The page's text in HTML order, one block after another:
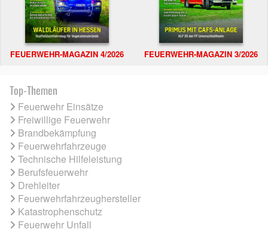
FEUERWEHR-MAGAZIN 4/2026 FEUERWEHR-MAGAZIN 3/2026
Top-Themen
Feuerwehr Einsätze
Freiwillige Feuerwehr
Brandbekämpfung
Feuerwehrfahrzeuge
Technische Hilfeleistung
Berufsfeuerwehr
Drehleiter
Feuerwehrfahrzeughersteller
Katastrophenschutz
Feuerwehr Unfall